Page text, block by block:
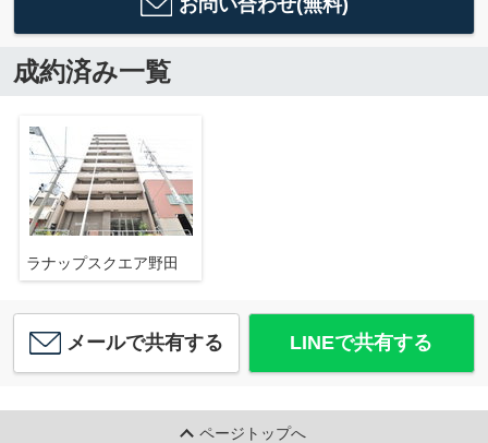
成約済み一覧
ラナップスクエア野田
メールで共有する LINEで共有する
ページトップへ